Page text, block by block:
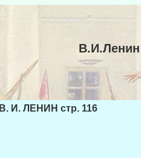
В. И. ЛЕНИН стр. 116